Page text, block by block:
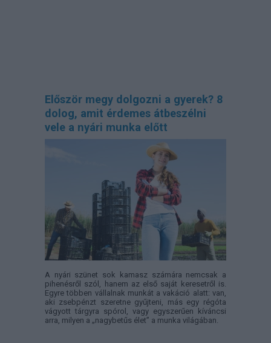
Először megy dolgozni a gyerek? 8
dolog, amit érdemes átbeszélni
vele a nyári munka előtt
A nyári szünet sok kamasz számára nemcsak a
pihenésről szól, hanem az első saját keresetről is.
Egyre többen vállalnak munkát a vakáció alatt: van,
aki zsebpénzt szeretne gyűjteni, más egy régóta
vágyott tárgyra spórol, vagy egyszerűen kíváncsi
arra, milyen a „nagybetűs élet” a munka világában.